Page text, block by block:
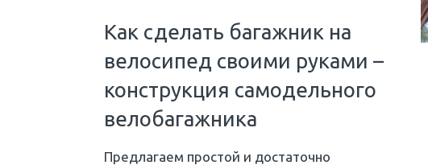
Как сделать багажник на
велосипед своими руками –
конструкция самодельного
велобагажника
Предлагаем простой и достаточно